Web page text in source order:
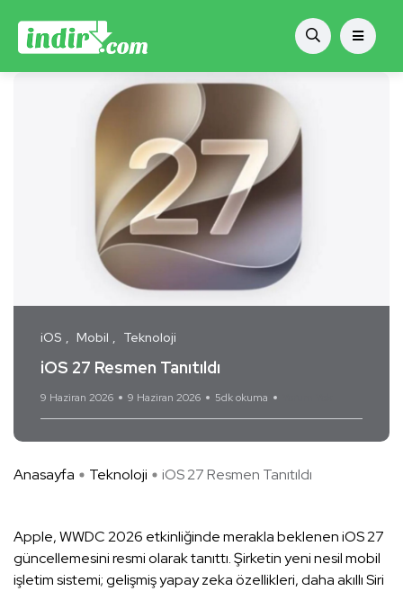
iOS Mobil Teknoloji
iOS 27 Resmen Tanıtıldı
9 Haziran 2026 9 Haziran 2026 5dk okuma
Anasayfa Teknoloji iOS 27 Resmen Tanıtıldı
Apple, WWDC 2026 etkinliğinde merakla beklenen iOS 27
güncellemesini resmi olarak tanıttı. Şirketin yeni nesil mobil
işletim sistemi; gelişmiş yapay zeka özellikleri, daha akıllı Siri